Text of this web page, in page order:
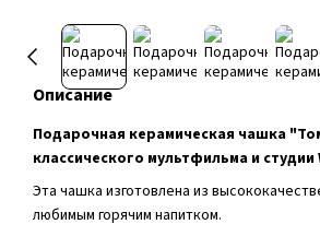
Описание
Подарочная керамическая чашка
классического мультфильма и студии
Эта чашка изготовлена из
любимым горячим напитком.